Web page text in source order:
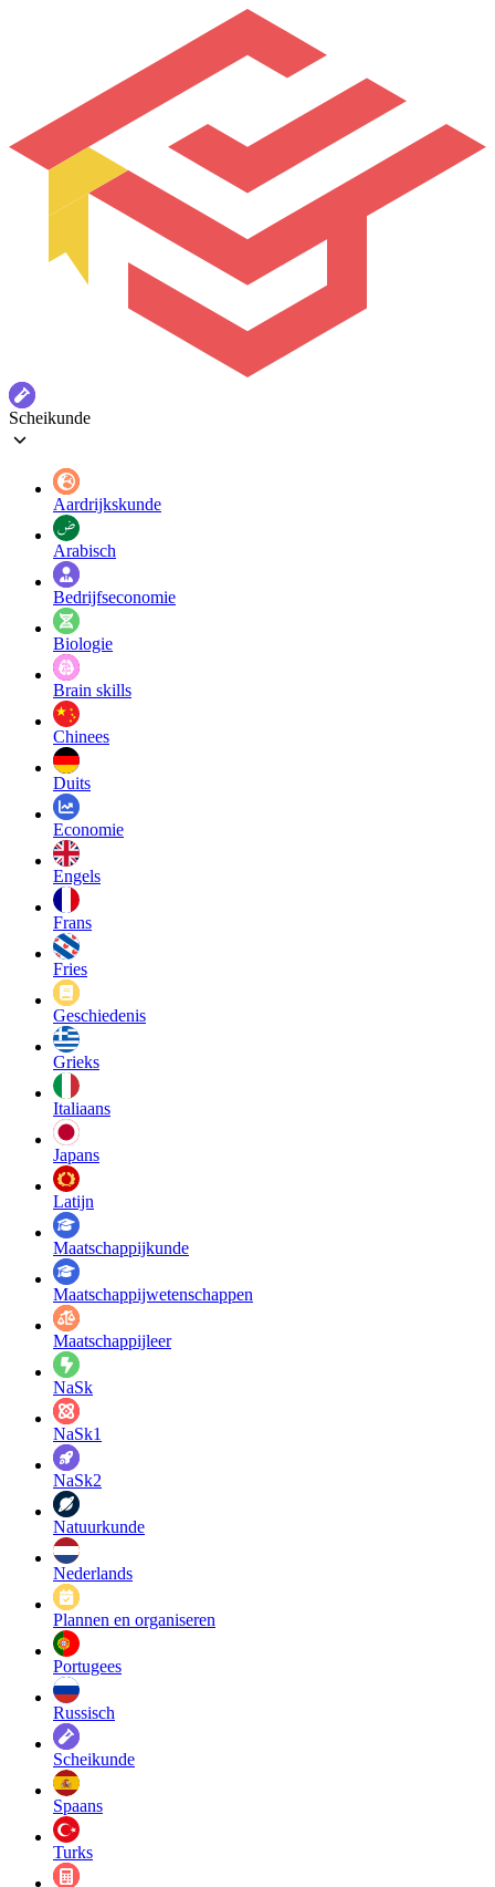
Scheikunde
Aardrijkskunde
Arabisch
Bedrijfseconomie
Biologie
Brain skills
Chinees
Duits
Economie
Engels
Frans
Fries
Geschiedenis
Grieks
Italiaans
Japans
Latijn
Maatschappij­kunde
Maatschappij­wetenschappen
Maatschappijleer
NaSk
NaSk1
NaSk2
Natuurkunde
Nederlands
Plannen en organiseren
Portugees
Russisch
Scheikunde
Spaans
Turks